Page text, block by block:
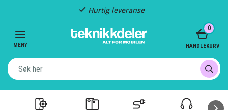
Hurtig leveranse
MENY
0
HANDLEKURV